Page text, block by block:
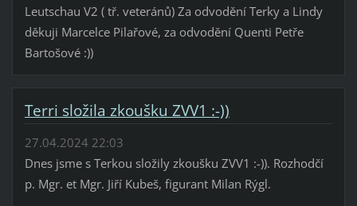
Leutschau V2 ( tř. veteránů) Za odvodění Terky a Lindy
děkuji Marcelce Pilařové, za odvodění Quenti Petře
Bartošové :))
Terri složila zkoušku ZVV1 :-))
27.04.2024 22:03
Dnes jsme s Terkou složily zkoušku ZVV1 :-)). Rozhodčí
p. Mgr. et Mgr. Jiří Kubeš, figurant Milan Rýgl.